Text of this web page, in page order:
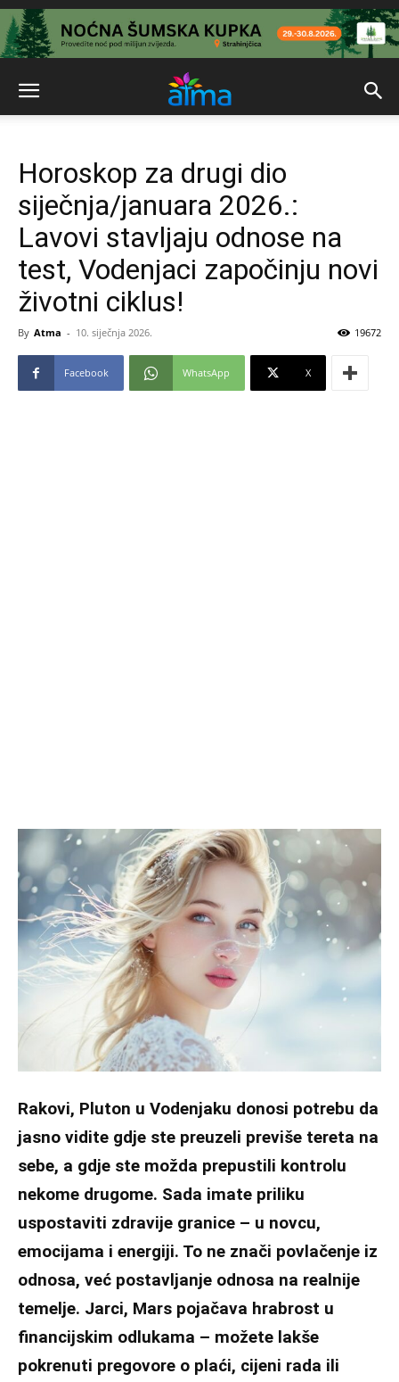
Horoskop za drugi dio
siječnja/januara 2026.:
Lavovi stavljaju odnose na
test, Vodenjaci započinju novi
životni ciklus!
By Atma - 10. siječnja 2026. 19672
Facebook WhatsApp X
Rakovi, Pluton u Vodenjaku donosi potrebu da
jasno vidite gdje ste preuzeli previše tereta na
sebe, a gdje ste možda prepustili kontrolu
nekome drugome. Sada imate priliku
uspostaviti zdravije granice – u novcu,
emocijama i energiji. To ne znači povlačenje iz
odnosa, već postavljanje odnosa na realnije
temelje. Jarci, Mars pojačava hrabrost u
financijskim odlukama – možete lakše
pokrenuti pregovore o plaći, cijeni rada ili